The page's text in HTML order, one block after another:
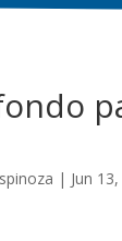
| Jun